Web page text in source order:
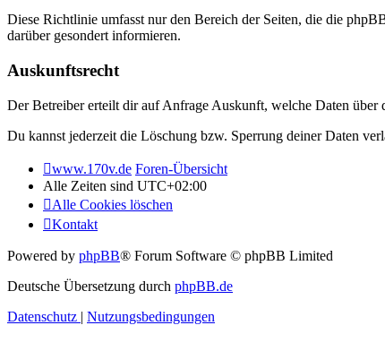
Diese Richtlinie umfasst nur den Bereich der Seiten, die die
darüber gesondert informieren.
Auskunftsrecht
Der Betreiber erteilt dir auf Anfrage Auskunft, welche Daten über
Du kannst jederzeit die Löschung bzw. Sperrung deiner Daten
www.170v.de Foren-Übersicht
Alle Zeiten sind UTC+02:00
Alle Cookies löschen
Kontakt
Powered by phpBB® Forum Software © phpBB Limited
Deutsche Übersetzung durch phpBB.de
Datenschutz | Nutzungsbedingungen